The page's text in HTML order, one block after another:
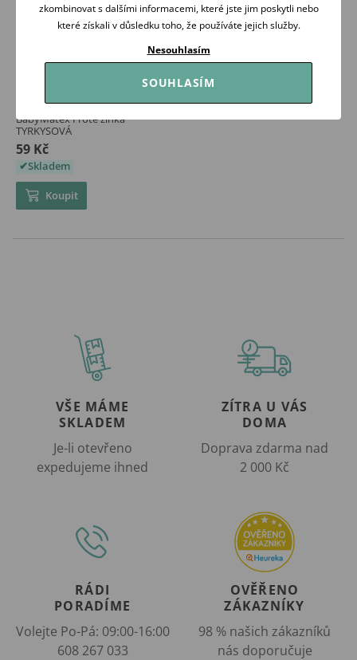
BabyMatex Froté žínka
TYRKYSOVÁ
59 Kč
Skladem
Koupit
VŠE MÁME
SKLADEM
Je-li otevřeno
expedujeme ihned
ZÍTRA U VÁS
DOMA
Doprava zdarma nad
2 000 Kč
RÁDI
PORADÍME
Volejte Po-Pá: 09:00-16:00
608 267 033
OVĚŘENO
ZÁKAZNÍKY
98 % našich zákazníků
nás doporučuje
zkombinovat s dalšími informacemi, které jste jim poskytli nebo
které získali v důsledku toho, že používáte jejich služby.
Nesouhlasím
SOUHLASÍM